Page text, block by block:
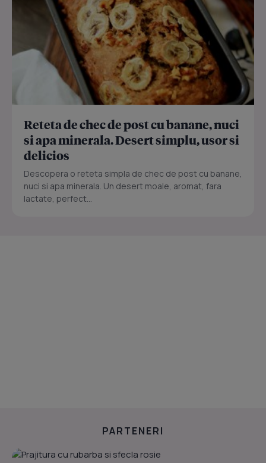
Reteta de chec de post cu banane, nuci
si apa minerala. Desert simplu, usor si
delicios
Descopera o reteta simpla de chec de post cu banane,
nuci si apa minerala. Un desert moale, aromat, fara
lactate, perfect...
PARTENERI